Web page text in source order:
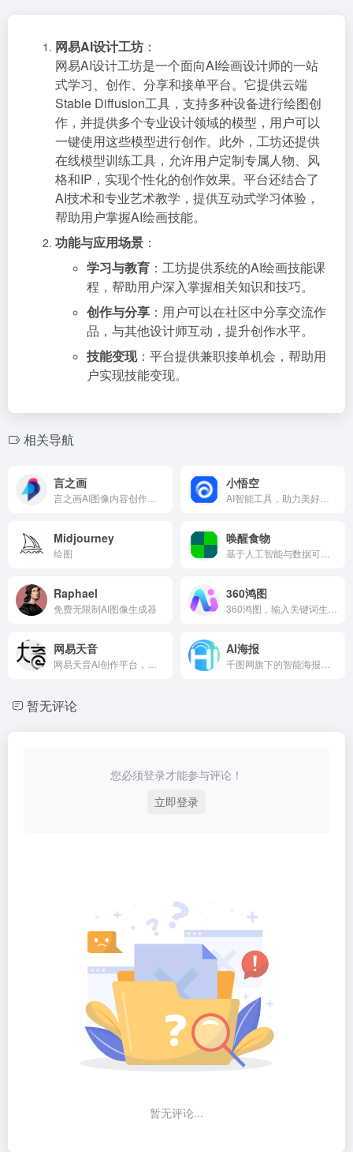
网易AI设计工坊 ：
网易AI设计工坊是一个面向AI绘画设计师的一站
式学习、创作、分享和接单平台。它提供云端
Stable Diffusion工具，支持多种设备进行绘图创
作，并提供多个专业设计领域的模型，用户可以
一键使用这些模型进行创作。此外，工坊还提供
在线模型训练工具，允许用户定制专属人物、风
格和IP，实现个性化的创作效果。平台还结合了
AI技术和专业艺术教学，提供互动式学习体验，
帮助用户掌握AI绘画技能。
功能与应用场景 ：
学习与教育 ：工坊提供系统的AI绘画技能课
程，帮助用户深入掌握相关知识和技巧。
创作与分享 ：用户可以在社区中分享交流作
品，与其他设计师互动，提升创作水平。
技能变现：平台提供兼职接单机会，帮助用
户实现技能变现。
相关导航
言之画 小悟空
Midjourney
绘图
唤醒食物
Raphael
免费无限制AI图像生成器
360鸿图
网易天音 AI海报
暂无评论
您必须登录才能参与评论！
立即登录
暂无评论...